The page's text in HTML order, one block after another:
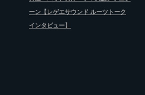
ーン【レゲエサウンド ルーツトーク
インタビュー】